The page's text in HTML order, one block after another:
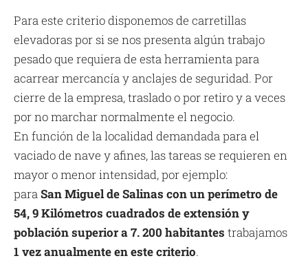
Para este criterio disponemos de carretillas
elevadoras por si se nos presenta algún trabajo
pesado que requiera de esta herramienta para
acarrear mercancía y anclajes de seguridad. Por
cierre de la empresa, traslado o por retiro y a veces
por no marchar normalmente el negocio.
En función de la localidad demandada para el
vaciado de nave y afines, las tareas se requieren en
mayor o menor intensidad, por ejemplo:
paraSan Miguel de Salinas con un perímetro de
54, 9 Kilómetros cuadrados de extensión y
población superior a 7. 200 habitantes trabajamos
1 vez anualmente en este criterio.